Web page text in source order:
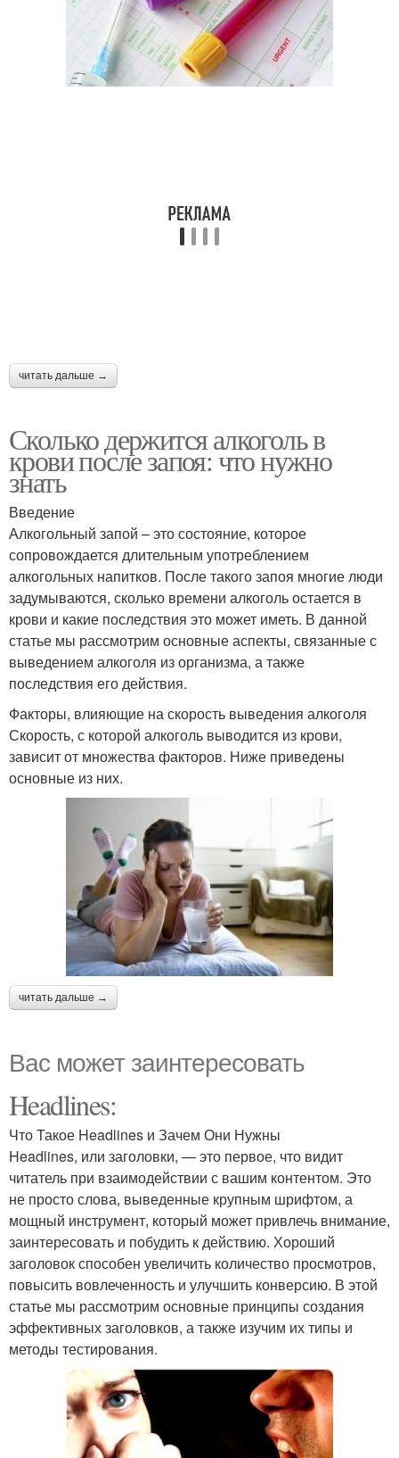
читать дальше →
Сколько держится алкоголь в
крови после запоя: что нужно
знать
Введение
Алкогольный запой – это состояние, которое
сопровождается длительным употреблением
алкогольных напитков. После такого запоя многие люди
задумываются, сколько времени алкоголь остается в
крови и какие последствия это может иметь. В данной
статье мы рассмотрим основные аспекты, связанные с
выведением алкоголя из организма, а также
последствия его действия.
Факторы, влияющие на скорость выведения алкоголя
Скорость, с которой алкоголь выводится из крови,
зависит от множества факторов. Ниже приведены
основные из них.
читать дальше →
Вас может заинтересовать
Headlines:
Что Такое Headlines и Зачем Они Нужны
Headlines, или заголовки, — это первое, что видит
читатель при взаимодействии с вашим контентом. Это
не просто слова, выведенные крупным шрифтом, а
мощный инструмент, который может привлечь внимание,
заинтересовать и побудить к действию. Хороший
заголовок способен увеличить количество просмотров,
повысить вовлеченность и улучшить конверсию. В этой
статье мы рассмотрим основные принципы создания
эффективных заголовков, а также изучим их типы и
методы тестирования.